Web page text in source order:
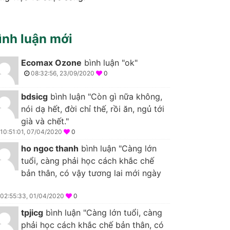
luận mới
Ecomax Ozone bình luận "ok"
08:32:56, 23/09/2020 0
bdsicg bình luận "Còn gì nữa không,
nói dạ hết, đời chỉ thế, rồi ăn, ngủ tới
già và chết."
10:51:01, 07/04/2020 0
ho ngoc thanh bình luận "Càng lớn
tuổi, càng phải học cách khắc chế
bản thân, có vậy tương lai mới ngày
02:55:33, 01/04/2020 0
tpjicg bình luận "Càng lớn tuổi, càng
phải học cách khắc chế bản thân, có